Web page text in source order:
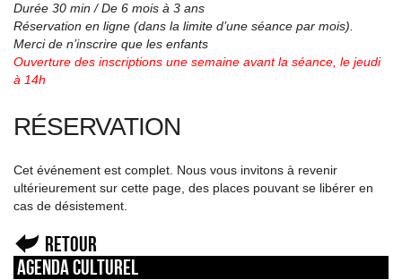
Durée 30 min / De 6 mois à 3 ans
Réservation en ligne (dans la limite d’une séance par mois).
Merci de n’inscrire que les enfants
Ouverture des inscriptions une semaine avant la séance, le jeudi
à 14h
RÉSERVATION
Cet événement est complet. Nous vous invitons à revenir
ultérieurement sur cette page, des places pouvant se libérer en
cas de désistement.
Retour
Agenda culturel